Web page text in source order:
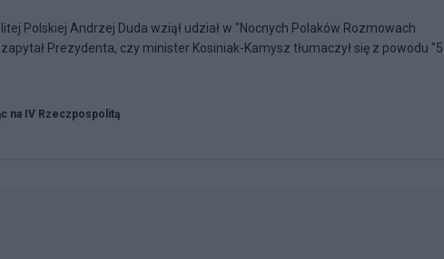
Polskiej Andrzej Duda wziął udział w "Nocnych Polaków Rozmowach
Prezydenta, czy minister Kosiniak-Kamysz tłumaczył się z powodu
na IV Rzeczpospolitą